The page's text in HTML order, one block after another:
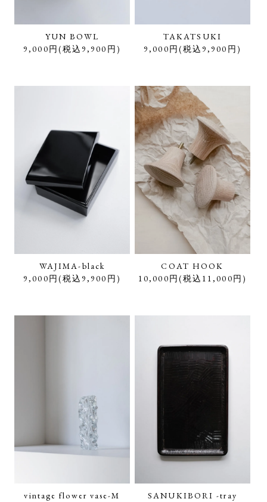
YUN BOWL
9,000円(税込9,900円)
TAKATSUKI
9,000円(税込9,900円)
WAJIMA-black
9,000円(税込9,900円)
COAT HOOK
10,000円(税込11,000円)
vintage flower vase-M
SANUKIBORI -tray